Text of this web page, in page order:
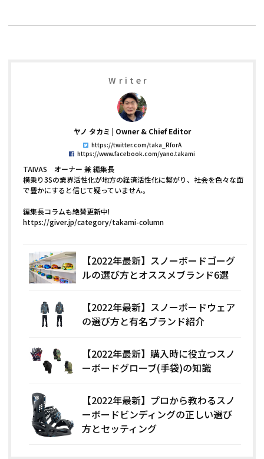
Writer
ヤノ タカミ Owner & Chief Editor
https://twitter.com/taka_RforA
https://www.facebook.com/yano.takami
TAIVAS オーナー 兼 編集長
横乗り3Sの業界活性化が地方の経済活性化に繋がり、社会を色々な面
で豊かにすると信じて疑っていません。
編集長コラムも絶賛更新中!
https://giver.jp/category/takami-column
【2022年最新】スノーボードゴーグ
ルの選び方とオススメブランド6選
【2022年最新】スノーボードウェア
の選び方と有名ブランド紹介
【2022年最新】購入時に役立つスノ
ーボードグローブ(手袋)の知識
【2022年最新】プロから教わるスノ
ーボードビンディングの正しい選び
方とセッティング